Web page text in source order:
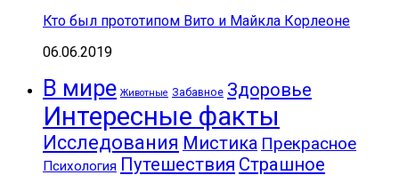
Кто был прототипом Вито и Майкла Корлеоне
06.06.2019
В мире Животные Забавное Здоровье
Интересные факты
Исследования Мистика Прекрасное
Психология Путешествия Страшное